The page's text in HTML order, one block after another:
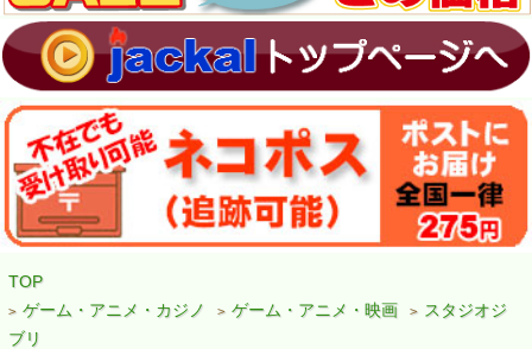
TOP
> ゲーム・アニメ・カジノ > ゲーム・アニメ・映画 > スタジオジ
ブリ